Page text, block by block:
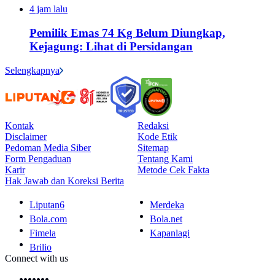
4 jam lalu
Pemilik Emas 74 Kg Belum Diungkap,
Kejagung: Lihat di Persidangan
Selengkapnya
Kontak
Redaksi
Disclaimer
Kode Etik
Pedoman Media Siber
Sitemap
Form Pengaduan
Tentang Kami
Karir
Metode Cek Fakta
Hak Jawab dan Koreksi Berita
Liputan6
Merdeka
Bola.com
Bola.net
Fimela
Kapanlagi
Brilio
Connect with us